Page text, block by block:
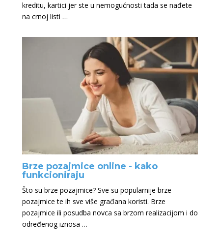
kreditu, kartici jer ste u nemogućnosti tada se nađete
na crnoj listi …
Brze pozajmice online - kako
funkcioniraju
Što su brze pozajmice? Sve su popularnije brze
pozajmice te ih sve više građana koristi. Brze
pozajmice ili posudba novca sa brzom realizacijom i do
određenog iznosa …